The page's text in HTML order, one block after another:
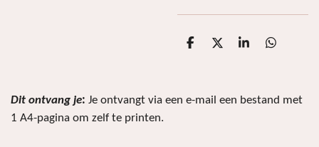
D
n
D
S
e
D
n
Dit ontvang je: Je ontvangt via een e-mail een bestand met
1 A4-pagina om zelf te printen.